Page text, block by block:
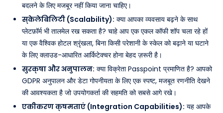
बदलने के लिए मजबूर नहीं किया जाना चाहिए।
स्केलेबिलिटी (Scalability): क्या आपका व्यवसाय बढ़ने के साथ
प्लेटफ़ॉर्म भी तालमेल रख सकता है? चाहे आप एक एकल कॉफी शॉप चला रहे हों
या एक वैश्विक होटल श्रृंखला, बिना किसी परेशानी के स्केल को बढ़ाने या घटाने
के लिए क्लाउड-आधारित आर्किटेक्चर होना बेहद ज़रूरी है।
सुरक्षा और अनुपालन: क्या विक्रेता Passpoint प्रमाणित है? आपको
GDPR अनुपालन और डेटा गोपनीयता के लिए एक स्पष्ट, मजबूत रणनीति देखने
की आवश्यकता है जो उपयोगकर्ता की सहमति को सबसे आगे रखे।
एकीकरण क्षमताएं (Integration Capabilities): यह आपके